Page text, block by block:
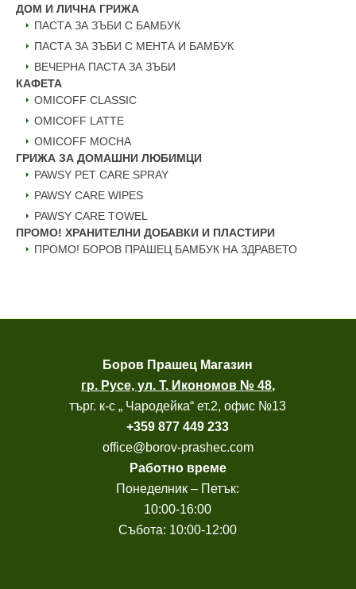
ДОМ И ЛИЧНА ГРИЖА
ПАСТА ЗА ЗЪБИ С БАМБУК
ПАСТА ЗА ЗЪБИ С МЕНТА И БАМБУК
ВЕЧЕРНА ПАСТА ЗА ЗЪБИ
КАФЕТА
OMICOFF CLASSIC
OMICOFF LATTE
OMICOFF MOCHA
ГРИЖА ЗА ДОМАШНИ ЛЮБИМЦИ
PAWSY PET CARE SPRAY
PAWSY CARE WIPES
PAWSY CARE TOWEL
ПРОМО! ХРАНИТЕЛНИ ДОБАВКИ И ПЛАСТИРИ
ПРОМО! БОРОВ ПРАШЕЦ БАМБУК НА ЗДРАВЕТО
Боров Прашец Магазин
гр. Русе, ул. Т. Икономов № 48,
търг. к-с „ Чародейка“ ет.2, офис №13
+359 877 449 233
office@borov-prashec.com
Работно време
Понеделник – Петък:
10:00-16:00
Събота: 10:00-12:00